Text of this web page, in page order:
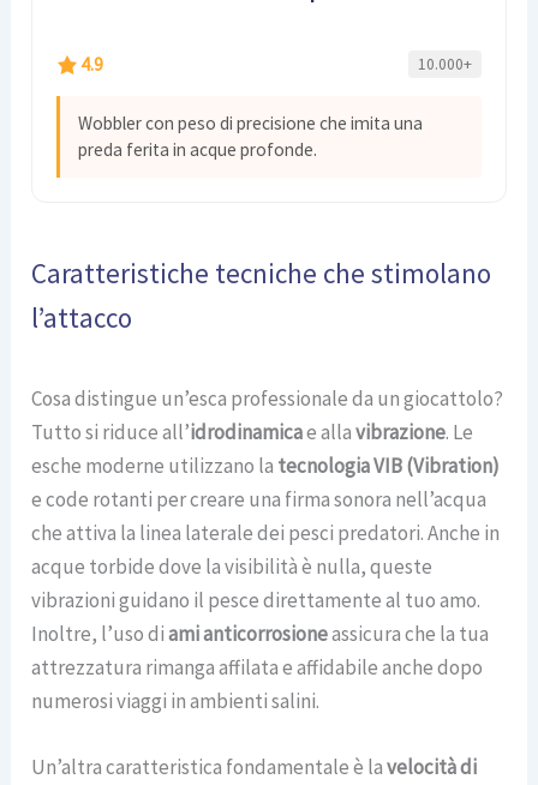
4.9 10.000+
Wobbler con peso di precisione che imita una
preda ferita in acque profonde.
Caratteristiche tecniche che stimolano
l’attacco
Cosa distingue un’esca professionale da un giocattolo?
Tutto si riduce all’idrodinamicae allavibrazione. Le
esche moderne utilizzano la tecnologia VIB (Vibration)
e code rotanti per creare una firma sonora nell’acqua
che attiva la linea laterale dei pesci predatori. Anche in
acque torbide dove la visibilità è nulla, queste
vibrazioni guidano il pesce direttamente al tuo amo.
Inoltre, l’uso diami anticorrosioneassicura che la tua
attrezzatura rimanga affilata e affidabile anche dopo
numerosi viaggi in ambienti salini.
Un’altra caratteristica fondamentale è lavelocità di